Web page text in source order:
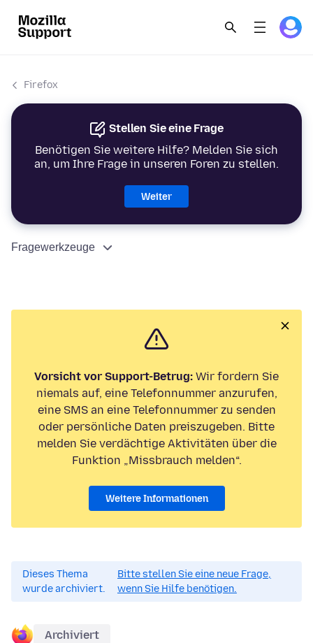
Firefox
Stellen Sie eine Frage
Benötigen Sie weitere Hilfe? Melden Sie sich
an, um Ihre Frage in unseren Foren zu stellen.
Weiter
Fragewerkzeuge
Vorsicht vor Support-Betrug: Wir fordern Sie
niemals auf, eine Telefonnummer anzurufen,
eine SMS an eine Telefonnummer zu senden
oder persönliche Daten preiszugeben. Bitte
melden Sie verdächtige Aktivitäten über die
Funktion „Missbrauch melden“.
Weitere Informationen
Dieses Thema
wurde archiviert.
Bitte stellen Sie eine neue Frage,
wenn Sie Hilfe benötigen.
Archiviert